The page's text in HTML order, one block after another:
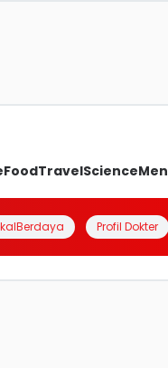
FoodTravelScienceMen
Profil Dokter